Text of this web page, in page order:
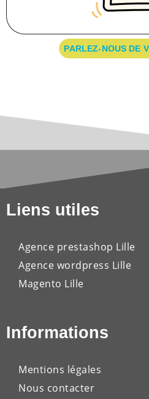
PARLEZ-NOUS DE
Liens utiles
Agence prestashop Lille
Agence wordpress Lille
Magento Lille
Informations
Mentions légales
Nous contacter